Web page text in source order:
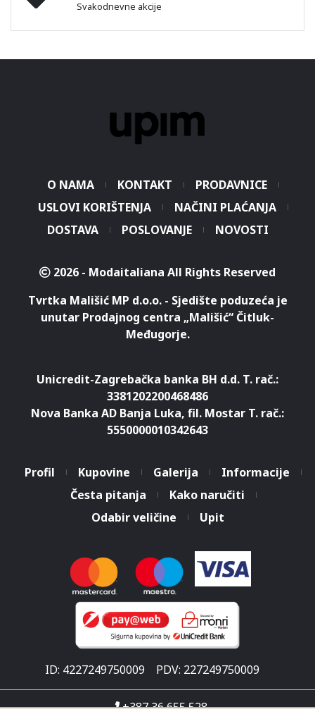
Svakodnevne akcije
O NAMA KONTAKT
PRODAVNICE
USLOVI KORIŠTENJA
NAČINI PLAĆANJA
DOSTAVA
POSLOVANJE NOVOSTI
2026 - Modaitaliana All Rights Reserved
Tvrtka Mališić MP d.o.o. - Sjedište poduzeća je
unutar Prodajnog centra „Mališić“ Čitluk-
Međugorje.
Unicredit-Zagrebačka banka BH d.d. T. rač.:
3381202200468486
Nova Banka AD Banja Luka, fil. Mostar T. rač.:
5550000010342643
Profil Kupovine Galerija
Informacije
Česta pitanja
Kako naručiti
Odabir veličine
Upit
ID: 4227249750009 PDV: 227249750009
+387 36 655 528